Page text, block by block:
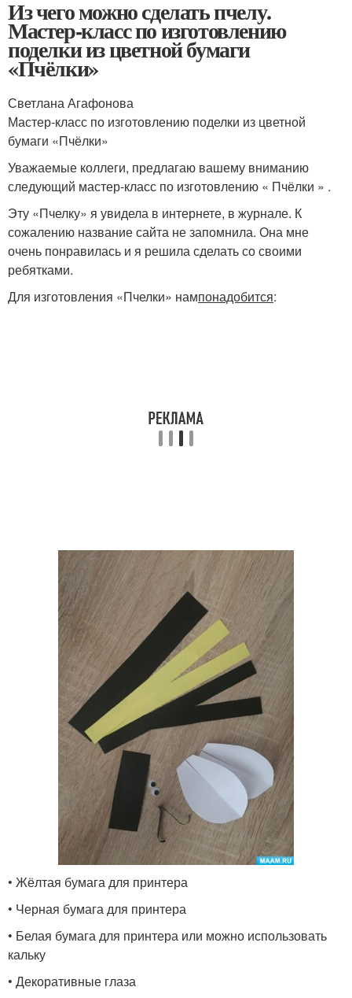
Из чего можно сделать пчелу.
Мастер-класс по изготовлению
поделки из цветной бумаги
«Пчёлки»
Светлана Агафонова
Мастер-класс по изготовлению поделки из цветной
бумаги «Пчёлки»
Уважаемые коллеги, предлагаю вашему вниманию
следующий мастер-класс по изготовлению « Пчёлки » .
Эту «Пчелку» я увидела в интернете, в журнале. К
сожалению название сайта не запомнила. Она мне
очень понравилась и я решила сделать со своими
ребятками.
Для изготовления «Пчелки» нампонадобится:
• Жёлтая бумага для принтера
• Черная бумага для принтера
• Белая бумага для принтера или можно использовать
кальку
• Декоративные глаза